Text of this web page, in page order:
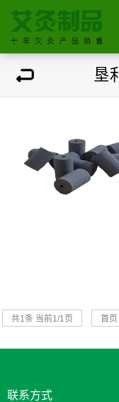
垦
共1条 当前1/1页 首页
联系方式